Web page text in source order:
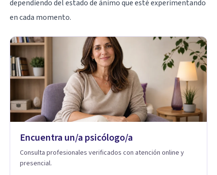
dependiendo del estado de ánimo que esté experimentando
en cada momento.
Encuentra un/a psicólogo/a
Consulta profesionales verificados con atención online y
presencial.